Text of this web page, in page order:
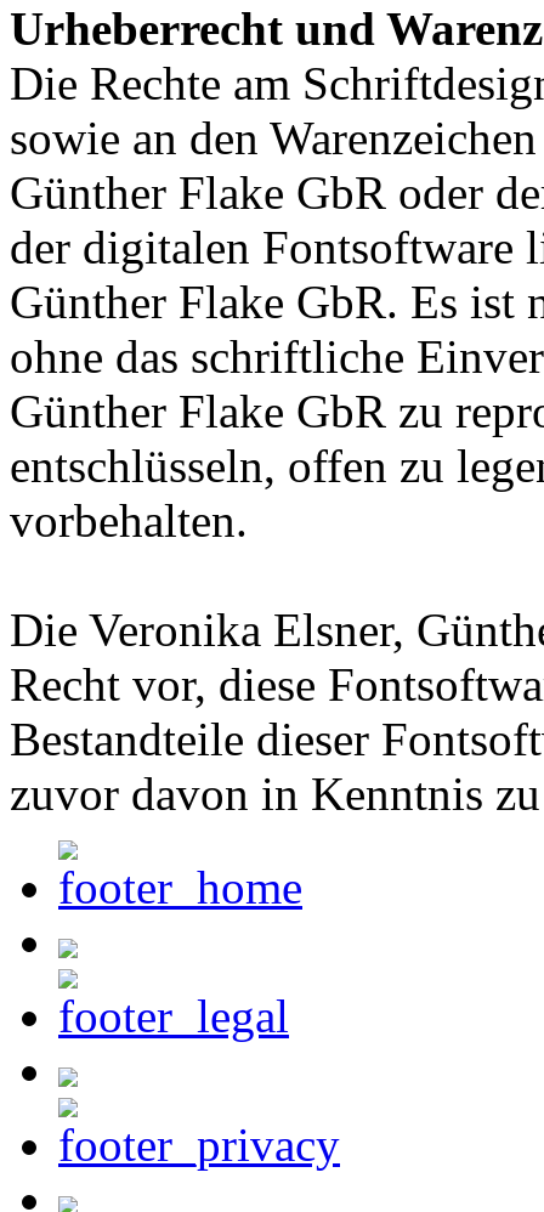
Urheberrecht und
Die Rechte am
sowie an den
Günther Flake GbR oder
der digitalen Fontsoftware
Günther Flake GbR. Es ist
ohne das schriftliche
Günther Flake GbR zu
entschlüsseln, offen zu
vorbehalten.
Die Veronika Elsner,
Recht vor, diese
Bestandteile dieser
zuvor davon in Kenntnis zu